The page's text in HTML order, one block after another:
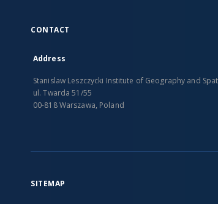
CONTACT
Address
Stanislaw Leszczycki Institute of Geography and
ul. Twarda 51/55
00-818 Warszawa, Poland
SITEMAP